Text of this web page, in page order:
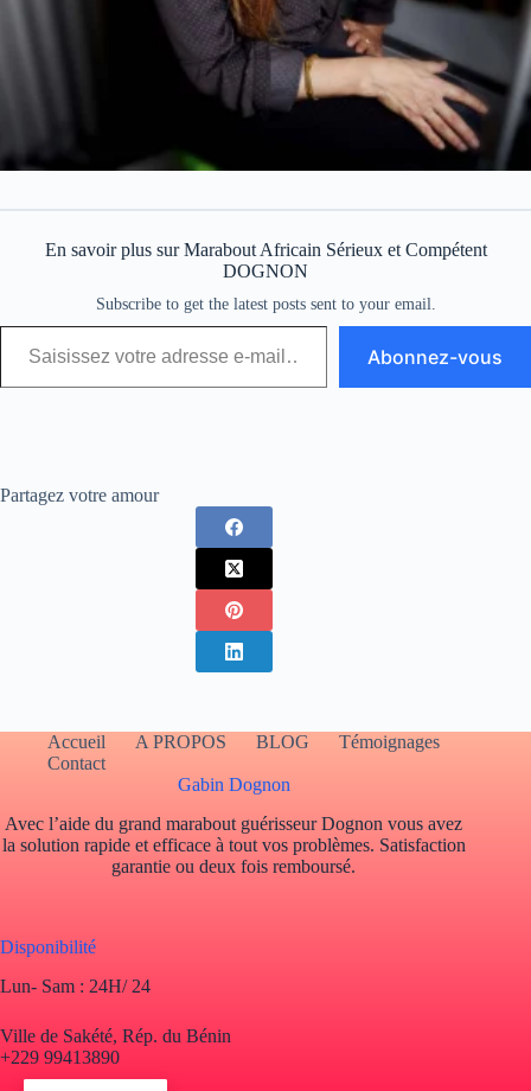
En savoir plus sur Marabout Africain Sérieux et Compétent
DOGNON
Subscribe to get the latest posts sent to your email.
Abonnez-vous
Partagez votre amour
Accueil A PROPOS BLOG
Témoignages
Contact
Gabin Dognon
Avec l’aide du grand marabout guérisseur Dognon vous avez
la solution rapide et efficace à tout vos problèmes. Satisfaction
garantie ou deux fois remboursé.
Disponibilité
Lun- Sam : 24H/ 24
Ville de Sakété, Rép. du Bénin
+229 99413890